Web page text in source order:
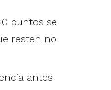
puntos se
resten no
antes